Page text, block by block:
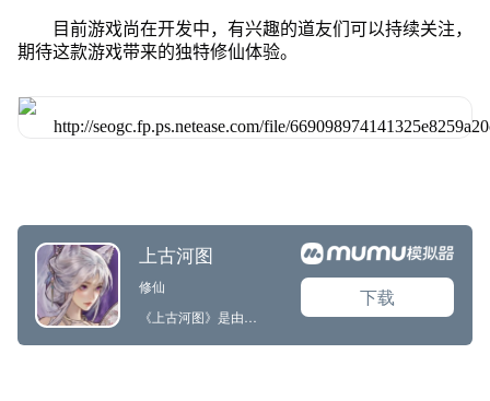
目前游戏尚在开发中，有兴趣的道友们可以持续关注，
期待这款游戏带来的独特修仙体验。